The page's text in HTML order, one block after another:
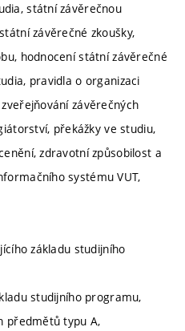
státní závěrečnou
závěrečné zkoušky,
hodnocení státní závěrečné
pravidla o organizaci
závěrečných
překážky ve studiu,
zdravotní způsobilost a
systému VUT,
základu studijního
studijního programu,
předmětů typu A,